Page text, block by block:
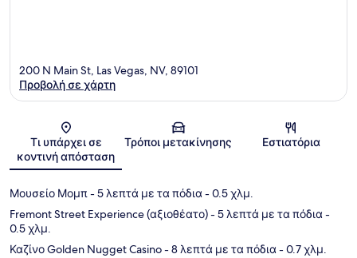
Χάρτης
200 N Main St, Las Vegas, NV, 89101
Προβολή σε χάρτη
Τι υπάρχει σε
κοντινή απόσταση
Τρόποι μετακίνησης Εστιατόρια
Μουσείο Μομπ- 5 λεπτά με τα πόδια- 0.5 χλμ.
Fremont Street Experience (αξιοθέατο)- 5 λεπτά με τα πόδια-
0.5 χλμ.
Καζίνο Golden Nugget Casino- 8 λεπτά με τα πόδια- 0.7 χλμ.